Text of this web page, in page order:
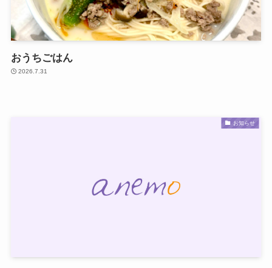
おうちごはん
2026.7.31
お知らせ